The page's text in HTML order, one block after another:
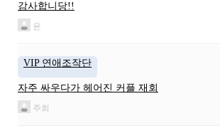
감사합니당!!
윤
VIP 연애조작단
자주 싸우다가 헤어진 커플 재회
주희